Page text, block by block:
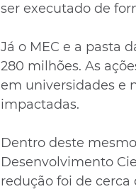
ser executado de
Já o MEC e a pasta
280 milhões. As
em universidades e
impactadas.
Dentro deste
Desenvolvimento
redução foi de cerca